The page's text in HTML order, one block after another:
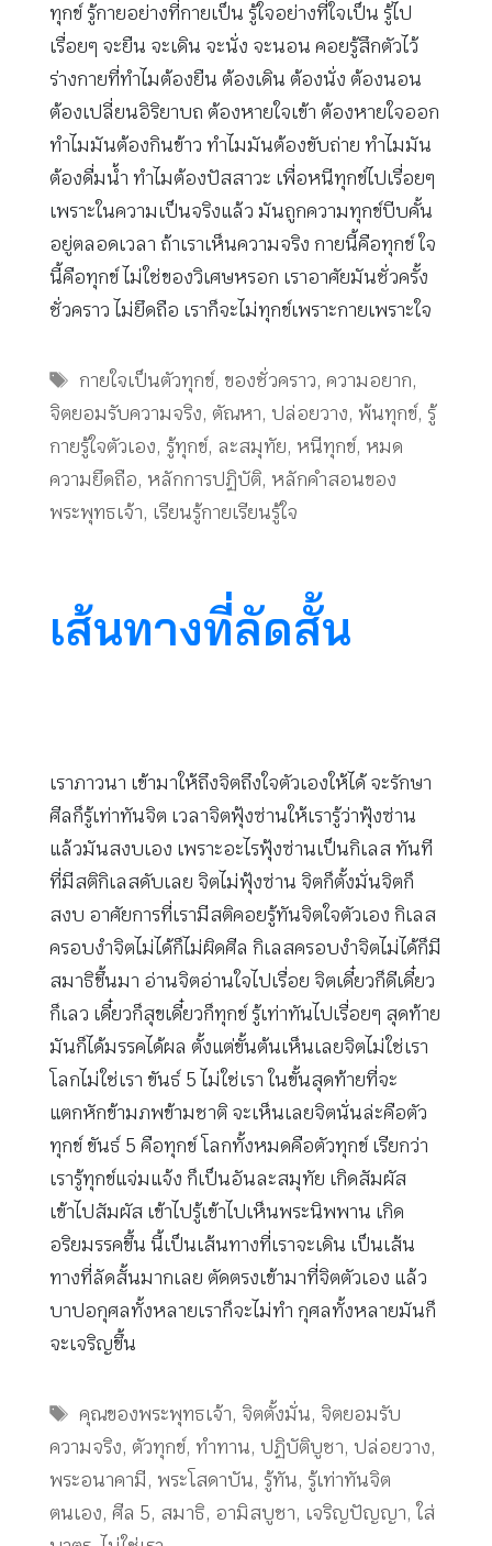
ทุกข์ รู้กายอย่างที่กายเป็น รู้ใจอย่างที่ใจเป็น รู้ไป
เรื่อยๆ จะยืน จะเดิน จะนั่ง จะนอน คอยรู้สึกตัวไว้
ร่างกายที่ทำไมต้องยืน ต้องเดิน ต้องนั่ง ต้องนอน
ต้องเปลี่ยนอิริยาบถ ต้องหายใจเข้า ต้องหายใจออก
ทำไมมันต้องกินข้าว ทำไมมันต้องขับถ่าย ทำไมมัน
ต้องดื่มน้ำ ทำไมต้องปัสสาวะ เพื่อหนีทุกข์ไปเรื่อยๆ
เพราะในความเป็นจริงแล้ว มันถูกความทุกข์บีบคั้น
อยู่ตลอดเวลา ถ้าเราเห็นความจริง กายนี้คือทุกข์ ใจ
นี้คือทุกข์ ไม่ใช่ของวิเศษหรอก เราอาศัยมันชั่วครั้ง
ชั่วคราว ไม่ยึดถือ เราก็จะไม่ทุกข์เพราะกายเพราะใจ
Tags
กายใจเป็นตัวทุกข์, ของชั่วคราว,ความอยาก,
จิตยอมรับความจริง, ตัณหา, ปล่อยวาง, พ้นทุกข์, รู้
กายรู้ใจตัวเอง, รู้ทุกข์, ละสมุทัย, หนีทุกข์, หมด
ความยึดถือ, หลักการปฏิบัติ, หลักคำสอนของ
พระพุทธเจ้า, เรียนรู้กายเรียนรู้ใจ
เส้นทางที่ลัดสั้น
เราภาวนา เข้ามาให้ถึงจิตถึงใจตัวเองให้ได้ จะรักษา
ศีลก็รู้เท่าทันจิต เวลาจิตฟุ้งซ่านให้เรารู้ว่าฟุ้งซ่าน
แล้วมันสงบเอง เพราะอะไรฟุ้งซ่านเป็นกิเลส ทันที
ที่มีสติกิเลสดับเลย จิตไม่ฟุ้งซ่าน จิตก็ตั้งมั่นจิตก็
สงบ อาศัยการที่เรามีสติคอยรู้ทันจิตใจตัวเอง กิเลส
ครอบงำจิตไม่ได้ก็ไม่ผิดศีล กิเลสครอบงำจิตไม่ได้ก็มี
สมาธิขึ้นมา อ่านจิตอ่านใจไปเรื่อย จิตเดี๋ยวก็ดีเดี๋ยว
ก็เลว เดี๋ยวก็สุขเดี๋ยวก็ทุกข์ รู้เท่าทันไปเรื่อยๆ สุดท้าย
มันก็ได้มรรคได้ผล ตั้งแต่ขั้นต้นเห็นเลยจิตไม่ใช่เรา
โลกไม่ใช่เรา ขันธ์ 5 ไม่ใช่เรา ในขั้นสุดท้ายที่จะ
แตกหักข้ามภพข้ามชาติ จะเห็นเลยจิตนั่นล่ะคือตัว
ทุกข์ ขันธ์ 5 คือทุกข์ โลกทั้งหมดคือตัวทุกข์ เรียกว่า
เรารู้ทุกข์แจ่มแจ้ง ก็เป็นอันละสมุทัย เกิดสัมผัส
เข้าไปสัมผัส เข้าไปรู้เข้าไปเห็นพระนิพพาน เกิด
อริยมรรคขึ้น นี้เป็นเส้นทางที่เราจะเดิน เป็นเส้น
ทางที่ลัดสั้นมากเลย ตัดตรงเข้ามาที่จิตตัวเอง แล้ว
บาปอกุศลทั้งหลายเราก็จะไม่ทำ กุศลทั้งหลายมันก็
จะเจริญขึ้น
Tags
คุณของพระพุทธเจ้า, จิตตั้งมั่น, จิตยอมรับ
ความจริง, ตัวทุกข์, ทำทาน, ปฏิบัติบูชา, ปล่อยวาง,
พระอนาคามี, พระโสดาบัน, รู้ทัน, รู้เท่าทันจิต
ตนเอง, ศีล 5, สมาธิ, อามิสบูชา, เจริญปัญญา, ใส่